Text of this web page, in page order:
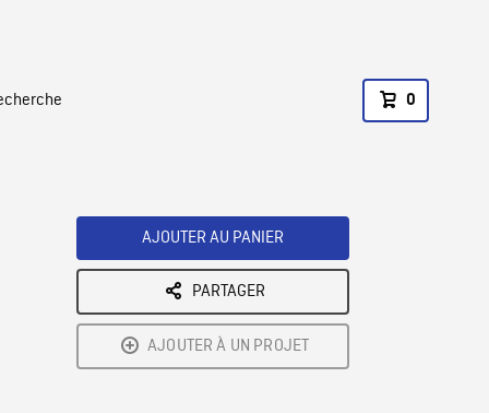
0
AJOUTER AU PANIER
PARTAGER
AJOUTER À UN PROJET